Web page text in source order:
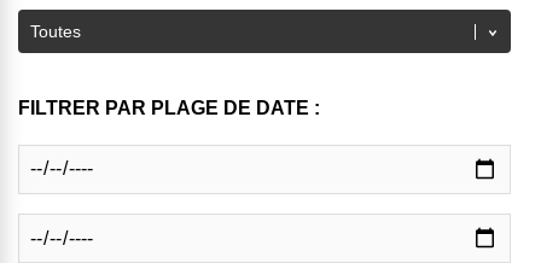
FILTRER PAR PLAGE DE DATE :